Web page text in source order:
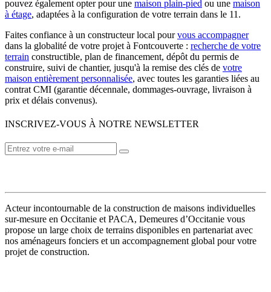
pouvez également opter pour une maison plain-pied ou une maison
à étage, adaptées à la configuration de votre terrain dans le 11.
Faites confiance à un constructeur local pourvous accompagner
dans la globalité de votre projet à Fontcouverte : recherche de votre
terrain constructible, plan de financement, dépôt du permis de
construire, suivi de chantier, jusqu'à la remise des clés de votre
maison entièrement personnalisée, avec toutes les garanties liées au
contrat CMI (garantie décennale, dommages-ouvrage, livraison à
prix et délais convenus).
INSCRIVEZ-VOUS À NOTRE NEWSLETTER
Acteur incontournable de la construction de maisons individuelles
sur-mesure en Occitanie et PACA, Demeures d’Occitanie vous
propose un large choix de terrains disponibles en partenariat avec
nos aménageurs fonciers et un accompagnement global pour votre
projet de construction.